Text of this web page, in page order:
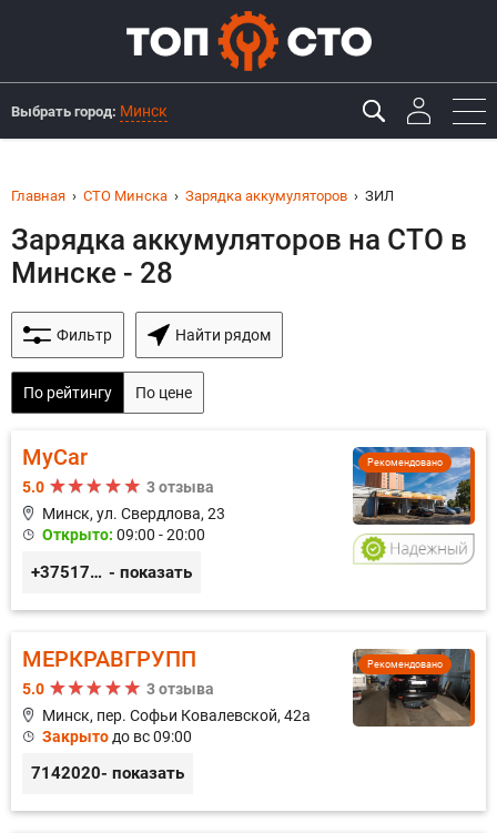
Выбрать город: Минск
Главная СТО Минска Зарядка аккумуляторов ЗИЛ
Зарядка аккумуляторов на СТО в
Минске - 28
Фильтр Найти рядом
По рейтингу По цене
Рекомендовано
MyCar
5.0
3 отзыва
Минск, ул. Свердлова, 23
Открыто: 09:00 - 20:00
+375173212443 - показать
Рекомендовано
МЕРКРАВГРУПП
5.0
3 отзыва
Минск, пер. Софьи Ковалевской, 42а
Закрыто до вс 09:00
7142020- показать